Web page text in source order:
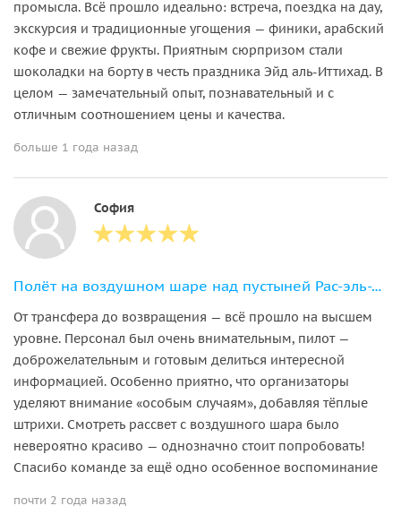
промысла. Всё прошло идеально: встреча, поездка на дау,
экскурсия и традиционные угощения — финики, арабский
кофе и свежие фрукты. Приятным сюрпризом стали
шоколадки на борту в честь праздника Эйд аль-Иттихад. В
целом — замечательный опыт, познавательный и с
отличным соотношением цены и качества.
больше 1 года назад
София
Полёт на воздушном шаре над пустыней Рас-эль-Хаймы с рассветом и сафари
От трансфера до возвращения — всё прошло на высшем
уровне. Персонал был очень внимательным, пилот —
доброжелательным и готовым делиться интересной
информацией. Особенно приятно, что организаторы
уделяют внимание «особым случаям», добавляя тёплые
штрихи. Смотреть рассвет с воздушного шара было
невероятно красиво — однозначно стоит попробовать!
Спасибо команде за ещё одно особенное воспоминание
почти 2 года назад